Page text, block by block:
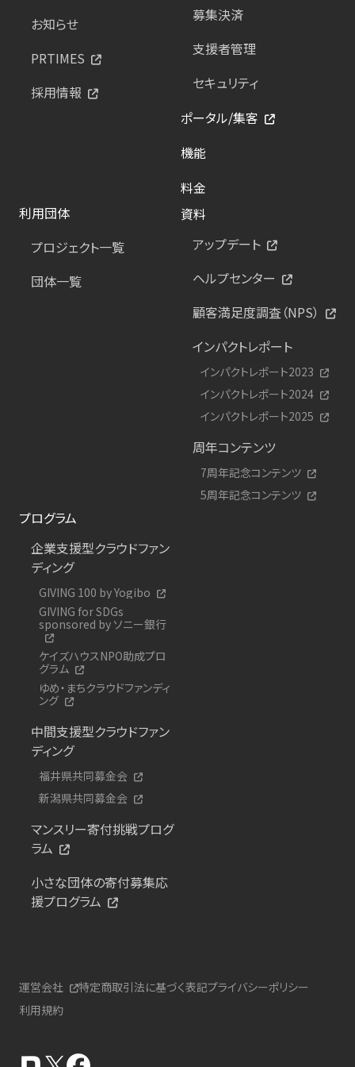
お知らせ
PRTIMES
採用情報
募集決済
支援者管理
セキュリティ
ポータル/集客
機能
料金
利用団体
プロジェクト一覧
団体一覧
資料
アップデート
ヘルプセンター
顧客満足度調査（NPS）
インパクトレポート
インパクトレポート2023
インパクトレポート2024
インパクトレポート2025
周年コンテンツ
7周年記念コンテンツ
5周年記念コンテンツ
プログラム
企業支援型クラウドファン
ディング
GIVING 100 by Yogibo
GIVING for SDGs
sponsored by ソニー銀行
ケイズハウスNPO助成プロ
グラム
ゆめ・まちクラウドファンディ
ング
中間支援型クラウドファン
ディング
福井県共同募金会
新潟県共同募金会
マンスリー寄付挑戦プログ
ラム
小さな団体の寄付募集応
援プログラム
運営会社 特定商取引法に基づく表記プライバシーポリシー
利用規約